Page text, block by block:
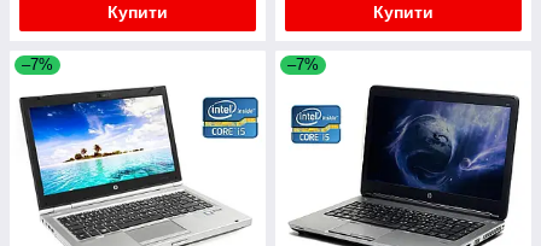
Купити Купити
–7% –7%